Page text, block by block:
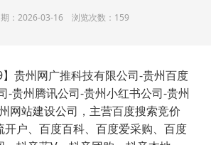
：2026-03-16 浏览次数：159
】贵州网广推科技有限公司-贵州百度
-贵州腾讯公司-贵州小红书公司-贵州
网站建设公司，主营百度搜索竞价
开户、百度百科、百度爱采购、百度